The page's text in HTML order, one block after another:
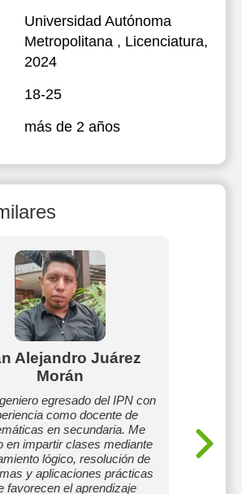
Universidad Autónoma
Metropolitana , Licenciatura,
2024
18-25
más de 2 años
Alejandro Juárez
Morán
egresado del IPN con
como docente de
en secundaria. Me
en impartir clases mediante
lógico, resolución de
y aplicaciones prácticas
favorecen el aprendizaje
CON
Y